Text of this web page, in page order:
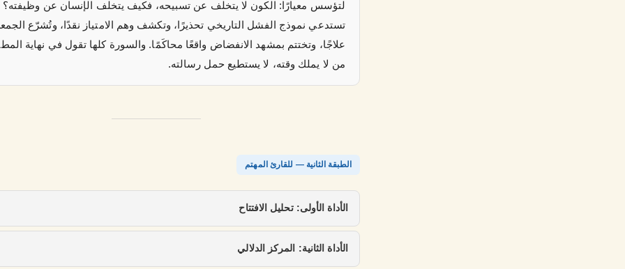
لتؤسس معيارًا: الكون لا يتخلف عن تسبيحه، فكيف يتخلف الإنسان عن وظيفته؟
تستدعي نموذج الفشل التاريخي تحذيرًا، وتكشف وهم الامتياز نقدًا، وتُشرّع
علاجًا، وتختتم بمشهد الانفضاض واقعًا محاكَمًا. والسورة كلها تقول في نهاية
من لا يملك وقته، لا يستطيع حمل رسالته.
الطبقة الثانية — للقارئ المهتم
الأداة الأولى: تحليل الافتتاح
الأداة الثانية: المركز الدلالي